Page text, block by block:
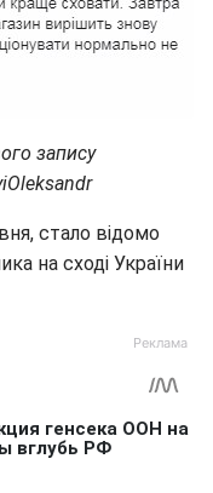
запису
стало відомо
на сході України